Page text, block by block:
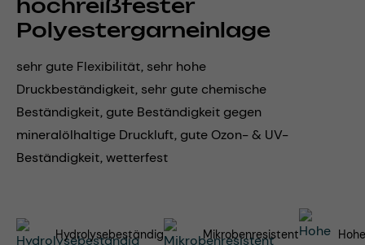
hochreißfester
Polyestergarneinlage
sehr gute Flexibilität, sehr hohe
Druckbeständigkeit, sehr gute chemische
Beständigkeit, gute Beständigkeit gegen
mineralölhaltige Druckluft, gute Ozon- & UV-
Beständigkeit, wetterfest
Hydrolysebeständig Mikrobenresistent